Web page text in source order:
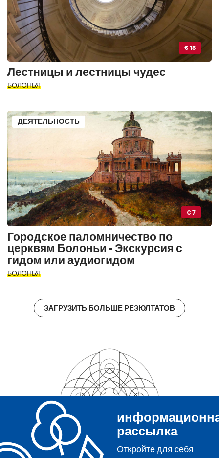
€ 15
Лестницы и лестницы чудес
БОЛОНЬЯ
ДЕЯТЕЛЬНОСТЬ
€ 7
Городское паломничество по
церквям Болоньи - Экскурсия с
гидом или аудиогидом
БОЛОНЬЯ
ЗАГРУЗИТЬ БОЛЬШЕ РЕЗЮЛТАТОВ
рассылка
Откройте для себя